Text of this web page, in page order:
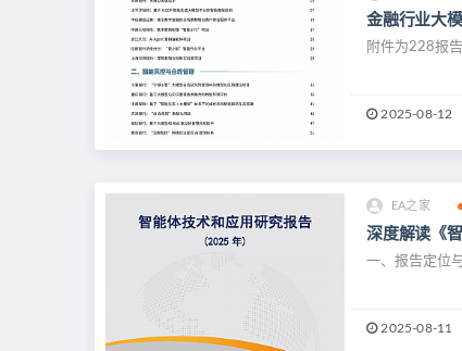
金融行业大
附件为228报
2025-08-12
EA之家
深度解读《
一、报告定位
2025-08-11